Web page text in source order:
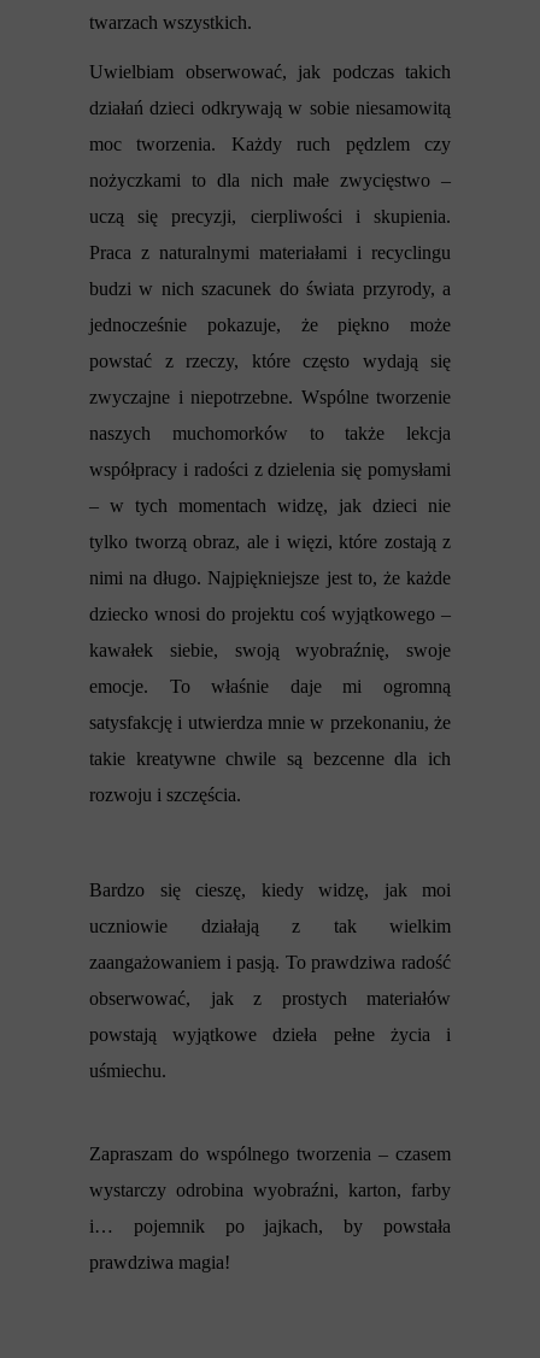
twarzach wszystkich.
Uwielbiam obserwować, jak podczas takich
działań dzieci odkrywają w sobie niesamowitą
moc tworzenia. Każdy ruch pędzlem czy
nożyczkami to dla nich małe zwycięstwo –
uczą się precyzji, cierpliwości i skupienia.
Praca z naturalnymi materiałami i recyclingu
budzi w nich szacunek do świata przyrody, a
jednocześnie pokazuje, że piękno może
powstać z rzeczy, które często wydają się
zwyczajne i niepotrzebne. Wspólne tworzenie
naszych muchomorków to także lekcja
współpracy i radości z dzielenia się pomysłami
– w tych momentach widzę, jak dzieci nie
tylko tworzą obraz, ale i więzi, które zostają z
nimi na długo. Najpiękniejsze jest to, że każde
dziecko wnosi do projektu coś wyjątkowego –
kawałek siebie, swoją wyobraźnię, swoje
emocje. To właśnie daje mi ogromną
satysfakcję i utwierdza mnie w przekonaniu, że
takie kreatywne chwile są bezcenne dla ich
rozwoju i szczęścia.
Bardzo się cieszę, kiedy widzę, jak moi
uczniowie działają z tak wielkim
zaangażowaniem i pasją. To prawdziwa radość
obserwować, jak z prostych materiałów
powstają wyjątkowe dzieła pełne życia i
uśmiechu.
Zapraszam do wspólnego tworzenia – czasem
wystarczy odrobina wyobraźni, karton, farby
i… pojemnik po jajkach, by powstała
prawdziwa magia!